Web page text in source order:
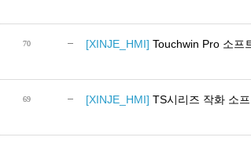
70 [XINJE_HMI] Touchwin Pro 소프
69 [XINJE_HMI] TS시리즈 작화 소